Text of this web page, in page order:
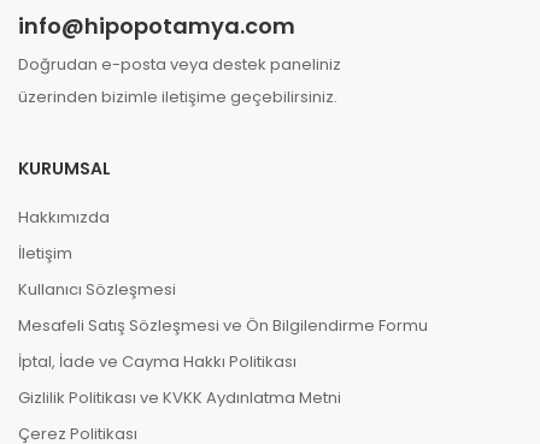
info@hipopotamya.com
Doğrudan e-posta veya destek paneliniz
üzerinden bizimle iletişime geçebilirsiniz.
KURUMSAL
Hakkımızda
İletişim
Kullanıcı Sözleşmesi
Mesafeli Satış Sözleşmesi ve Ön Bilgilendirme Formu
İptal, İade ve Cayma Hakkı Politikası
Gizlilik Politikası ve KVKK Aydınlatma Metni
Çerez Politikası